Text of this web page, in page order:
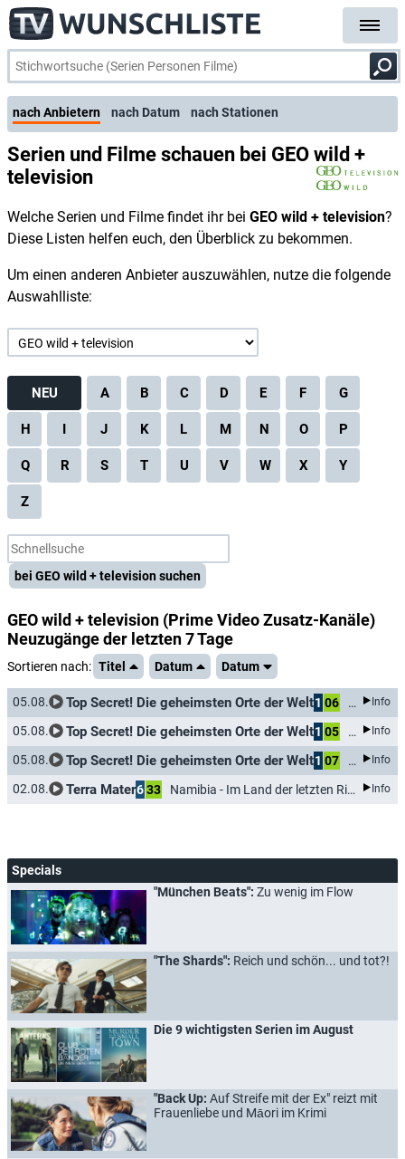
nach Anbietern nach Datum nach Stationen
Serien und Filme schauen bei GEO wild +
television
Welche Serien und Filme findet ihr bei GEO wild + television?
Diese Listen helfen euch, den Überblick zu bekommen.
Um einen anderen Anbieter auszuwählen, nutze die folgende
Auswahlliste:
NEU A B C D E F G
H I J K L M N O P
Q R S T U V W X Y
Z
bei GEO wild + television suchen
GEO wild + television (Prime Video Zusatz-Kanäle)
Neuzugänge der letzten 7 Tage
Sortieren nach: Titel Datum Datum
05.08. Top Secret! Die geheimsten Orte der Welt1 06 Mar-a-
Info
05.08. Top Secret! Die geheimsten Orte der Welt1 05 Info
05.08. Top Secret! Die geheimsten Orte der Welt1 07 Im Info
02.08. Terra Mater633 Namibia - Im Land der letzten Riesen Info
Specials
"München Beats": Zu wenig im Flow
"The Shards": Reich und schön... und tot?!
Die 9 wichtigsten Serien im August
"Back Up: Auf Streife mit der Ex" reizt mit
Frauenliebe und Māori im Krimi